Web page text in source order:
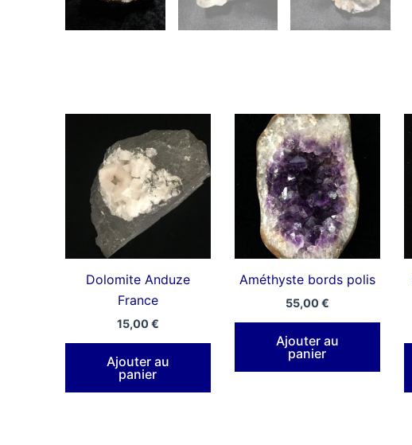
Dolomite Anduze
France
15,00€
Ajouter au
panier
Améthyste bords polis
55,00€
Ajouter au
panier